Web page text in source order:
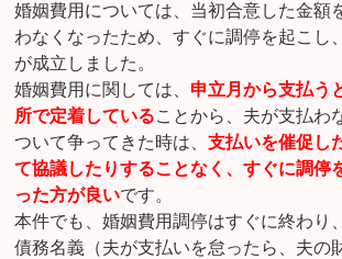
婚姻費用については、当初合意した金額
わなくなったため、すぐに調停を起こし
が成立しました。
婚姻費用に関しては、 申立月から支払う
所で定着していることから、夫が支払わ
ついて争ってきた時は、支払いを催促し
て協議したりすることなく、すぐに調停
った方が良いです。
本件でも、婚姻費用調停はすぐに終わり
債務名義（夫が支払いを怠ったら、夫の